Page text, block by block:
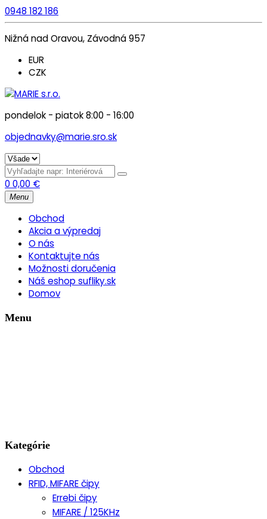
0948 182 186
Nižná nad Oravou, Závodná 957
EUR
CZK
pondelok - piatok 8:00 - 16:00
objednavky@marie.sro.sk
0 0,00 €
Menu
Obchod
Akcia a výpredaj
O nás
Kontaktujte nás
Možnosti doručenia
Náš eshop sufliky.sk
Domov
Menu
Kategórie
Obchod
RFID, MIFARE čipy
Errebi čipy
MIFARE / 125KHz